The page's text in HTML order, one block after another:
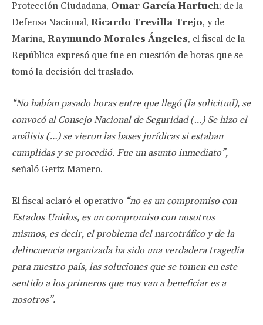
Protección Ciudadana, Omar García Harfuch; de la
Defensa Nacional, Ricardo Trevilla Trejo, y de
Marina, Raymundo Morales Ángeles, el fiscal de la
República expresó que fue en cuestión de horas que se
tomó la decisión del traslado.
“No habían pasado horas entre que llegó (la solicitud), se
convocó al Consejo Nacional de Seguridad (…) Se hizo el
análisis (…) se vieron las bases jurídicas si estaban
cumplidas y se procedió. Fue un asunto inmediato”,
señaló Gertz Manero.
El fiscal aclaró el operativo “no es un compromiso con
Estados Unidos, es un compromiso con nosotros
mismos, es decir, el problema del narcotráfico y de la
delincuencia organizada ha sido una verdadera tragedia
para nuestro país, las soluciones que se tomen en este
sentido a los primeros que nos van a beneficiar es a
nosotros”.